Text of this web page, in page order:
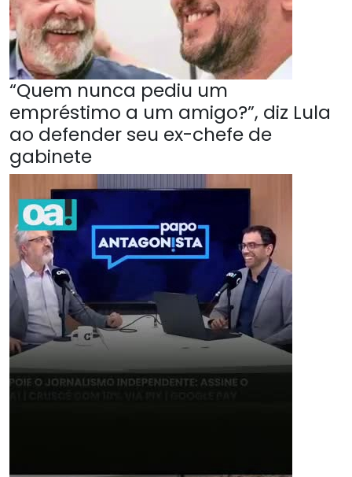
“Quem nunca pediu um
empréstimo a um amigo?”, diz Lula
ao defender seu ex-chefe de
gabinete